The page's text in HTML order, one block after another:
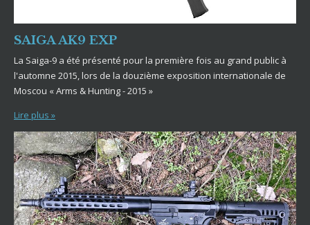
SAIGA AK9 EXP
La Saiga-9 a été présenté pour la première fois au grand public à
l'automne 2015, lors de la douzième exposition internationale de
Moscou « Arms & Hunting - 2015 »
Lire plus »